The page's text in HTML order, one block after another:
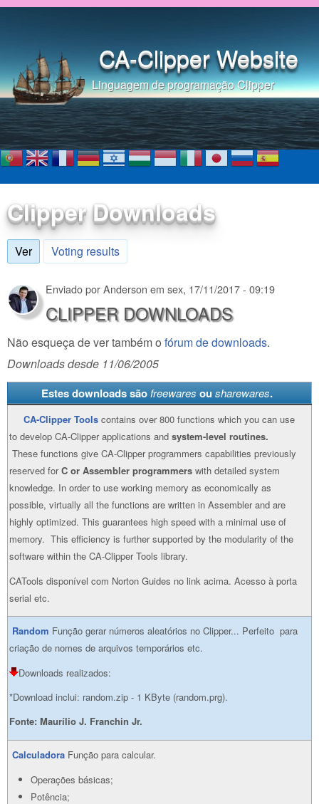
Pular para o conteúdo
CA-Clipper Website
Linguagem de programação Clipper
Clipper Downloads
Ver(aba ativa)
Voting results
Enviado porAnderson em sex, 17/11/2017 - 09:19
CLIPPER DOWNLOADS
Não esqueça de ver também o fórum de downloads.
Downloads desde 11/06/2005
Estes downloads são freewares ou sharewares.
CA-Clipper Tools contains over 800 functions which you can use
to develop CA-Clipper applications and system-level routines.
These functions give CA-Clipper programmers capabilities previously
reserved forC or Assembler programmers with detailed system
knowledge. In order to use working memory as economically as
possible, virtually all the functions are written in Assembler and are
highly optimized. This guarantees high speed with a minimal use of
memory. This efficiency is further supported by the modularity of the
software within the CA-Clipper Tools library.
CATools disponível com Norton Guides no link acima. Acesso à porta
serial etc.
Random Função gerar números aleatórios no Clipper... Perfeito para
criação de nomes de arquivos temporários etc.
Downloads realizados:
*Download inclui: random.zip - 1 KByte (random.prg).
Fonte: Maurílio J. Franchin Jr.
Calculadora Função para calcular.
Operações básicas;
Potência;